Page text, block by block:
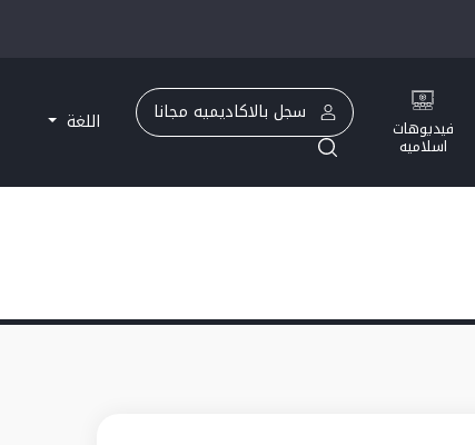
فيديوهات
اسلاميه
سجل بالاكاديميه مجانا اللغة